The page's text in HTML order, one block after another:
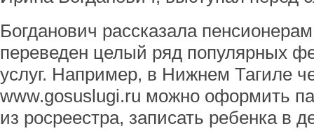
Богданович рассказала
переведен целый ряд популярных
услуг. Например, в Нижнем Тагиле
www.gosuslugi.ru можно оформить
из росреестра, записать ребенка в